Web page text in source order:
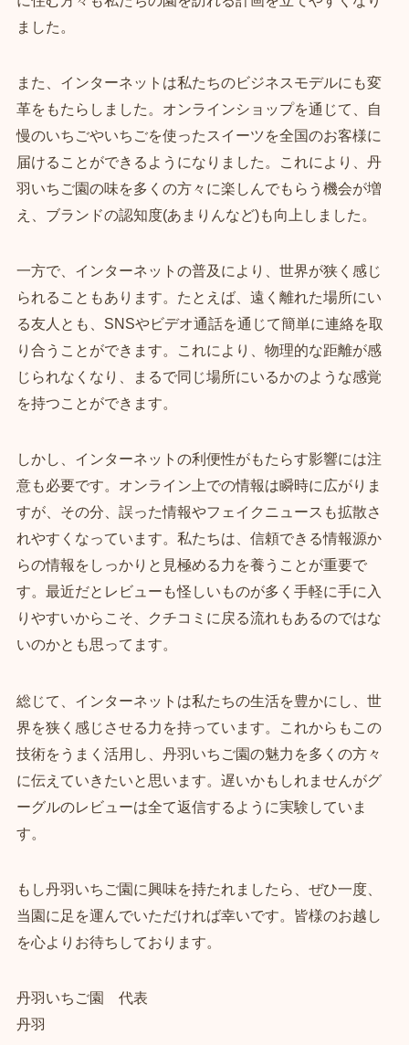
ました。
また、インターネットは私たちのビジネスモデルにも変
革をもたらしました。オンラインショップを通じて、自
慢のいちごやいちごを使ったスイーツを全国のお客様に
届けることができるようになりました。これにより、丹
羽いちご園の味を多くの方々に楽しんでもらう機会が増
え、ブランドの認知度(あまりんなど)も向上しました。
一方で、インターネットの普及により、世界が狭く感じ
られることもあります。たとえば、遠く離れた場所にい
る友人とも、SNSやビデオ通話を通じて簡単に連絡を取
り合うことができます。これにより、物理的な距離が感
じられなくなり、まるで同じ場所にいるかのような感覚
を持つことができます。
しかし、インターネットの利便性がもたらす影響には注
意も必要です。オンライン上での情報は瞬時に広がりま
すが、その分、誤った情報やフェイクニュースも拡散さ
れやすくなっています。私たちは、信頼できる情報源か
らの情報をしっかりと見極める力を養うことが重要で
す。最近だとレビューも怪しいものが多く手軽に手に入
りやすいからこそ、クチコミに戻る流れもあるのではな
いのかとも思ってます。
総じて、インターネットは私たちの生活を豊かにし、世
界を狭く感じさせる力を持っています。これからもこの
技術をうまく活用し、丹羽いちご園の魅力を多くの方々
に伝えていきたいと思います。遅いかもしれませんがグ
ーグルのレビューは全て返信するように実験していま
す。
もし丹羽いちご園に興味を持たれましたら、ぜひ一度、
当園に足を運んでいただければ幸いです。皆様のお越し
を心よりお待ちしております。
丹羽いちご園 代表
丹羽